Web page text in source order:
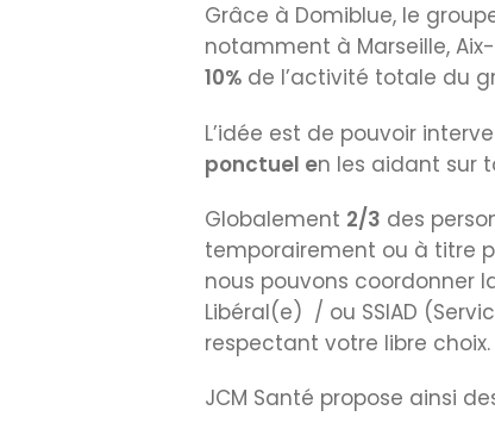
Grâce à Domiblue, le
notamment à Marseille,
10% de l’activité totale du
L’idée est de pouvoir
ponctuel en les aidant sur
Globalement 2/3 des
temporairement ou à titre
nous pouvons coordonner
Libéral(e) / ou SSIAD
respectant votre libre choix.
JCM Santé propose ainsi